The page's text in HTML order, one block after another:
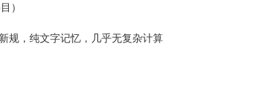
）
规，纯文字记忆，几乎无复杂计算